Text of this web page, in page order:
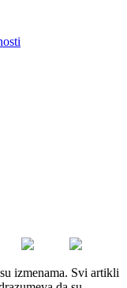
izmenama. Svi artikli